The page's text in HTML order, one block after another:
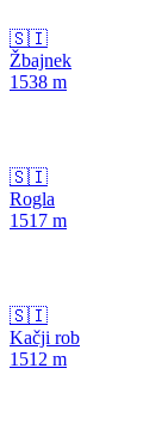
🇸🇮
Žbajnek
1538 m
🇸🇮
Rogla
1517 m
🇸🇮
Kačji rob
1512 m